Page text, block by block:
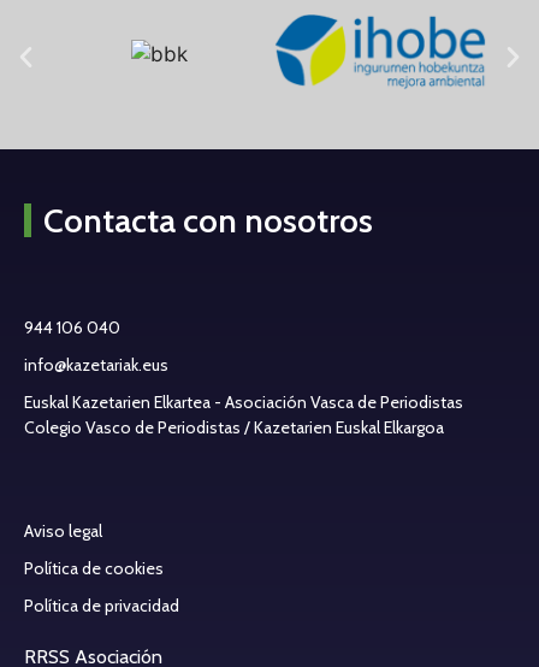
Contacta con nosotros
944 106 040
info@kazetariak.eus
Euskal Kazetarien Elkartea - Asociación Vasca de Periodistas
Colegio Vasco de Periodistas / Kazetarien Euskal Elkargoa
Aviso legal
Política de cookies
Política de privacidad
RRSS Asociación